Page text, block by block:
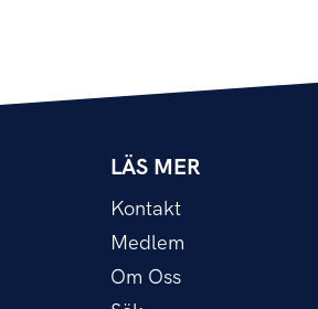
LÄS MER
Kontakt
Medlem
Om Oss